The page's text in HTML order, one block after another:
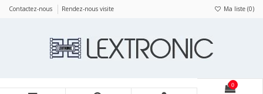
Contactez-nous Rendez-nous visite Ma liste (0)
0
Panneau de gestion des cookies